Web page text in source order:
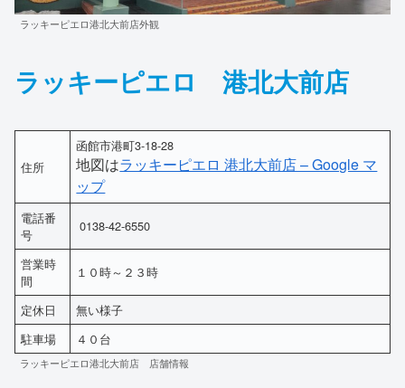
ラッキーピエロ港北大前店外観
ラッキーピエロ 港北大前店
住所
函館市港町3-18-28
地図はラッキーピエロ 港北大前店 – Google マ
ップ
電話番
号
0138-42-6550
営業時
間
１０時～２３時
定休日
無い様子
駐車場
４０台
ラッキーピエロ港北大前店 店舗情報